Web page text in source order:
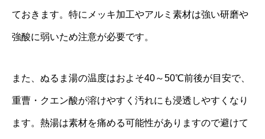
ておきます。特にメッキ加工やアルミ素材は強い研磨や
強酸に弱いため注意が必要です。
また、ぬるま湯の温度はおよそ40～50℃前後が目安で、
重曹・クエン酸が溶けやすく汚れにも浸透しやすくなり
ます。熱湯は素材を痛める可能性がありますので避けて